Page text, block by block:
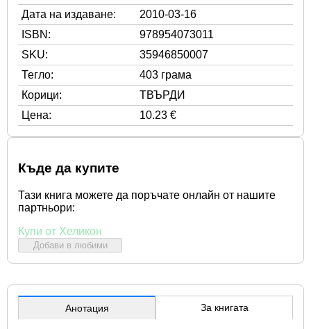
Дата на издаване:
2010-03-16
ISBN:
978954073011
SKU:
35946850007
Тегло:
403 грама
Корици:
ТВЪРДИ
Цена:
10.23 €
Къде да купите
Тази книга можете да поръчате онлайн от нашите
партньори:
Купи от Хеликон
Добави в любими
Анотация За книгата